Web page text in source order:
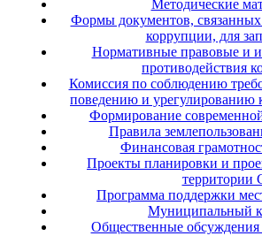
Методические
Формы документов,
коррупции, для
Нормативные правовые и
противодействия
Комиссия по соблюдению
поведению и урегулированию
Формирование
Правила
Финансовая
Проекты планировки и
территории
Программа поддержки
Муниципальный
Общественные